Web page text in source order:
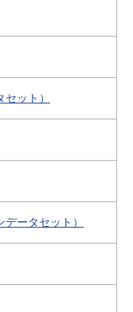
ット）
ータセット）